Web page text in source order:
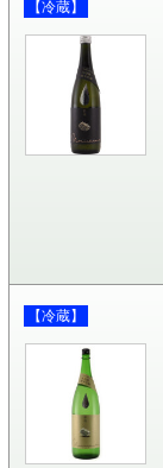
【冷蔵】
【冷蔵】